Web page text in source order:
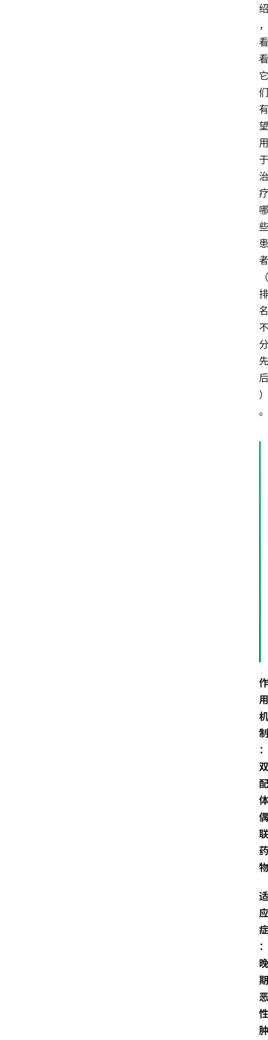
绍
，
看
看
它
们
有
望
用
于
治
疗
哪
些
患
者
（
排
名
不
分
先
后
）
。
作
用
机
制
：
双
配
体
偶
联
药
物
适
应
症
：
晚
期
恶
性
肿